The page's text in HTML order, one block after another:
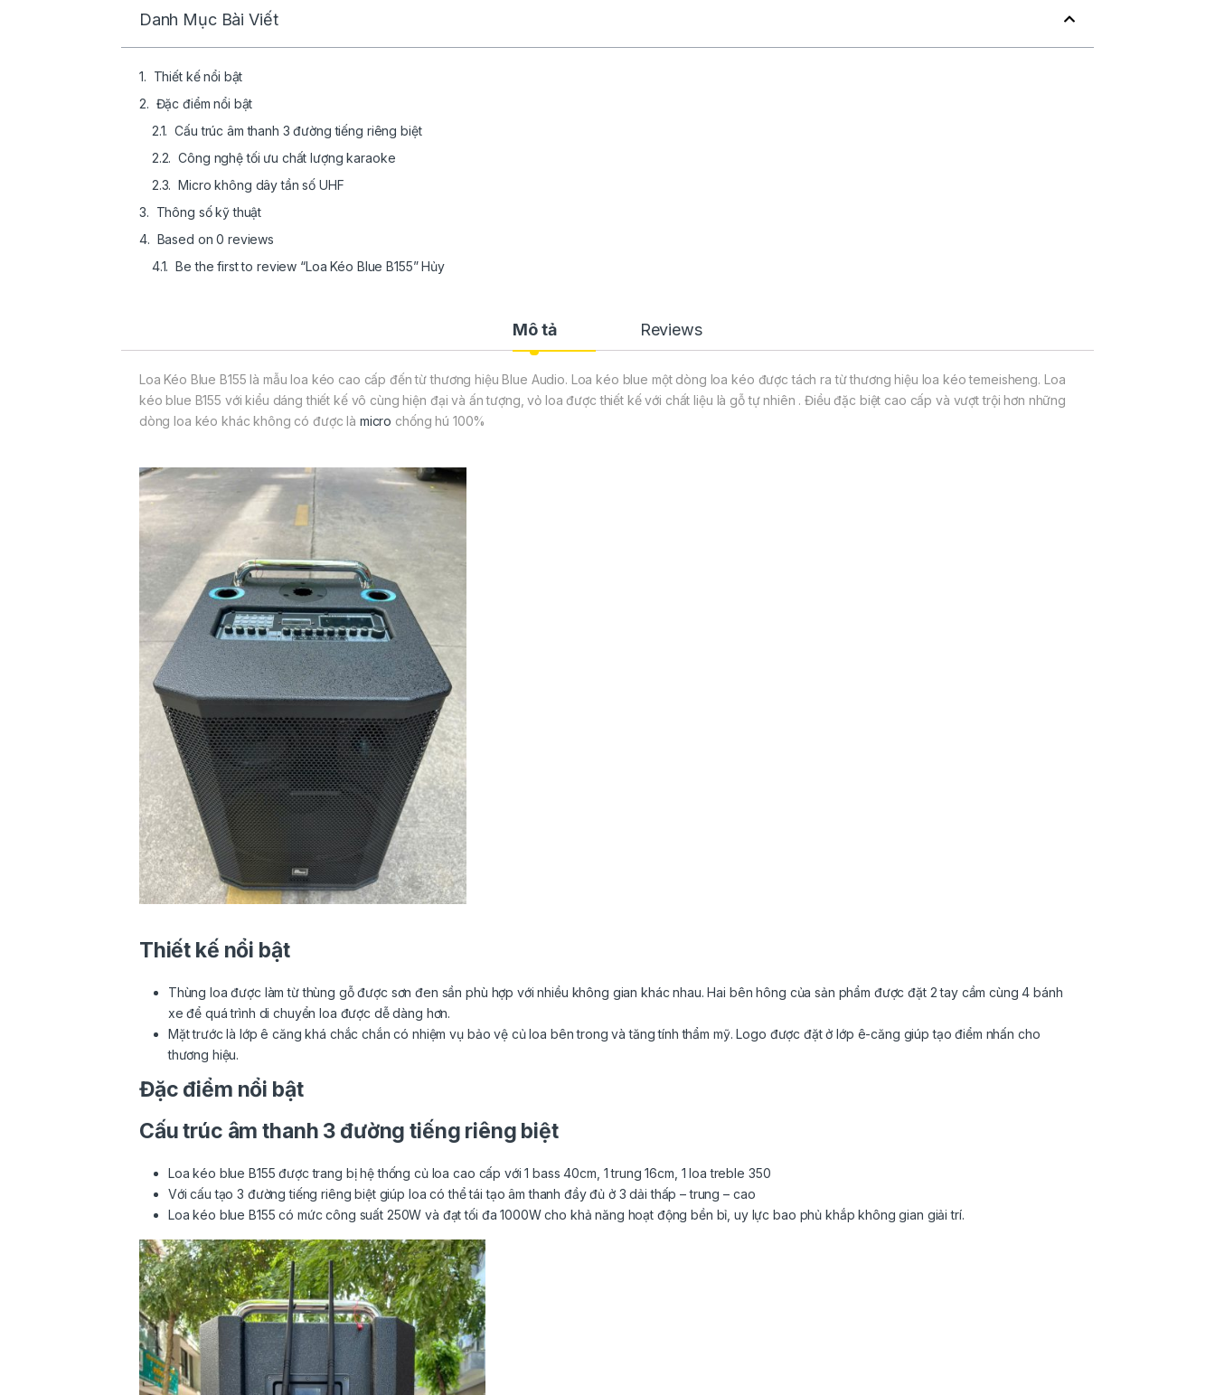
Danh Mục Bài Viết
Thiết kế nổi bật
Đặc điểm nổi bật
Cấu trúc âm thanh 3 đường tiếng riêng biệt
Công nghệ tối ưu chất lượng karaoke
Micro không dây tần số UHF
Thông số kỹ thuật
Based on 0 reviews
Be the first to review “Loa Kéo Blue B155” Hủy
Mô tả Reviews
Loa Kéo Blue B155 là mẫu loa kéo cao cấp đến từ thương hiệu Blue Audio. Loa kéo blue một dòng loa kéo được tách ra từ thương hiệu loa kéo temeisheng. Loa
kéo blue B155 với kiểu dáng thiết kế vô cùng hiện đại và ấn tượng, vỏ loa được thiết kế với chất liệu là gỗ tự nhiên . Điều đặc biệt cao cấp và vượt trội hơn những
dòng loa kéo khác không có được là micro chống hú 100%
Thiết kế nổi bật
Thùng loa được làm từ thùng gỗ được sơn đen sần phù hợp với nhiều không gian khác nhau. Hai bên hông của sản phẩm được đặt 2 tay cầm cùng 4 bánh
xe để quá trình di chuyển loa được dễ dàng hơn.
Mặt trước là lớp ê căng khá chắc chắn có nhiệm vụ bảo vệ củ loa bên trong và tăng tính thẩm mỹ. Logo được đặt ở lớp ê-căng giúp tạo điểm nhấn cho
thương hiệu.
Đặc điểm nổi bật
Cấu trúc âm thanh 3 đường tiếng riêng biệt
Loa kéo blue B155 được trang bị hệ thống củ loa cao cấp với 1 bass 40cm, 1 trung 16cm, 1 loa treble 350
Với cấu tạo 3 đường tiếng riêng biệt giúp loa có thể tái tạo âm thanh đầy đủ ở 3 dải thấp – trung – cao
Loa kéo blue B155 có mức công suất 250W và đạt tối đa 1000W cho khả năng hoạt động bền bỉ, uy lực bao phủ khắp không gian giải trí.